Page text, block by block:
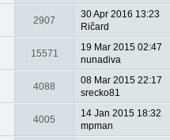
2907
30 Apr 2016 13:23
Ričard
15571
19 Mar 2015 02:47
nunadiva
4088
08 Mar 2015 22:17
srecko81
4005
14 Jan 2015 18:32
mpman